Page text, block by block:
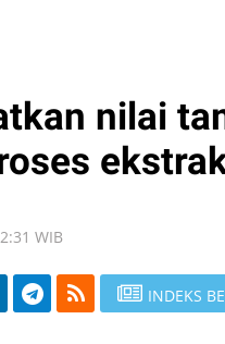
nilai
WIB
INDEKS